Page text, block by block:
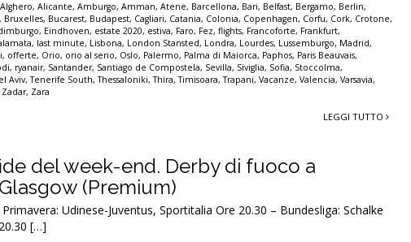
Alghero,Alicante,Amburgo,Amman,Atene, Barcellona, Bari, Belfast, Bergamo, Berlin,
, Bruxelles, Bucarest, Budapest, Cagliari, Catania, Colonia, Copenhagen, Corfu, Cork, Crotone,
, Eindhoven, estate 2020, estiva, Faro, Fez,flights, Francoforte, Frankfurt,
, last minute, Lisbona, London Stansted, Londra, Lourdes, Lussemburgo, Madrid,
, offerte, Orio, orio al serio, Oslo, Palermo, Palma di Maiorca, Paphos, Paris Beauvais,
, ryanair, Santander, Santiago de Compostela, Sevilla, Siviglia, Sofia, Stoccolma,
Aviv,Tenerife South,Thessaloniki,Thira,Timisoara,Trapani,Vacanze,Valencia,Varsavia,
Zadar, Zara
LEGGI TUTTO
del week-end. Derby di fuoco a
(Premium)
Udinese-Juventus, Sportitalia Ore 20.30 – Bundesliga: Schalke
[…]